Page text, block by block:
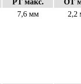
PT макс.
OT
7,6 мм 2,2